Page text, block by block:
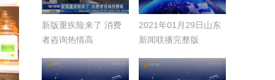
新版重疾险来了 消费
者咨询热情高
2021年01月29日山东
新闻联播完整版